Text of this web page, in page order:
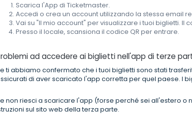
Scarica l'App di Ticketmaster.
Accedi o crea un account utilizzando la stessa email
Vai su "Il mio account" per visualizzare i tuoi biglietti. Il
Presso il locale, scansiona il codice QR per entrare.
ad accedere ai biglietti nell'app di terze
ti abbiamo confermato che i tuoi biglietti sono stati
di aver scaricato l'app corretta per quel paese. I
non riesci a scaricare l'app (forse perché sei all'estero o
sul sito web della terza parte.